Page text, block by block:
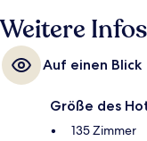
Weitere
Auf einen Blick
Größe des
135 Zimmer